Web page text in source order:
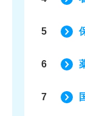
5
6
7